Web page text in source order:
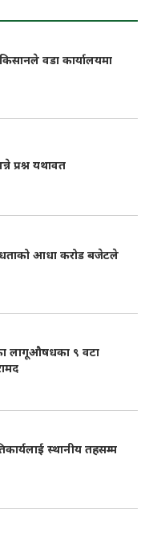
वडा कार्यालयमा
प्रश्न यथावत
आधा करोड बजेटले
लागूऔषधका ९ वटा
स्थानीय तहसम्म